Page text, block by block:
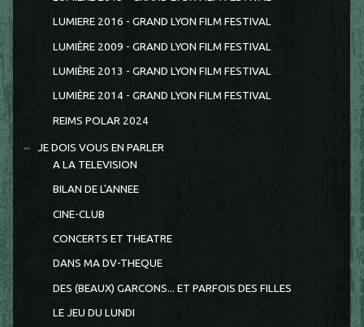
LUMIERE 2016 - GRAND LYON FILM FESTIVAL
LUMIÈRE 2009 - GRAND LYON FILM FESTIVAL
LUMIÈRE 2013 - GRAND LYON FILM FESTIVAL
LUMIÈRE 2014 - GRAND LYON FILM FESTIVAL
REIMS POLAR 2024
JE DOIS VOUS EN PARLER
A LA TELEVISION
BILAN DE L'ANNEE
CINE-CLUB
CONCERTS ET THEATRE
DANS MA DV-THEQUE
DES (BEAUX) GARCONS... ET PARFOIS DES FILLES
LE JEU DU LUNDI